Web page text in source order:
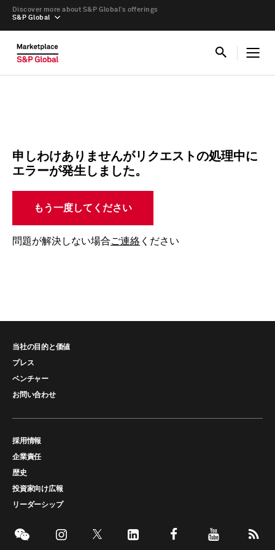
S&P Global
Discover more about S&P Global’s offerings
申しわけありませんがリクエストの処理中に
エラーが発生しました。
もう一度してください
問題が解決しない場合ご連絡 ください
当社の目的と価値
プレス
ベンチャー
お問い合わせ
採用情報
企業責任
歴史
投資家向け広報
リーダーシップ